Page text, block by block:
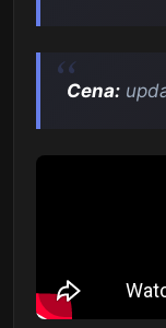
Cena: